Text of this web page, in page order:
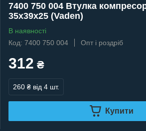
7400 750 004 Втулка
35x39x25 (Vaden)
В наявності
Код: 7400 750 004
Опт і роздріб
312 ₴
260 ₴ від 4 шт.
Купити